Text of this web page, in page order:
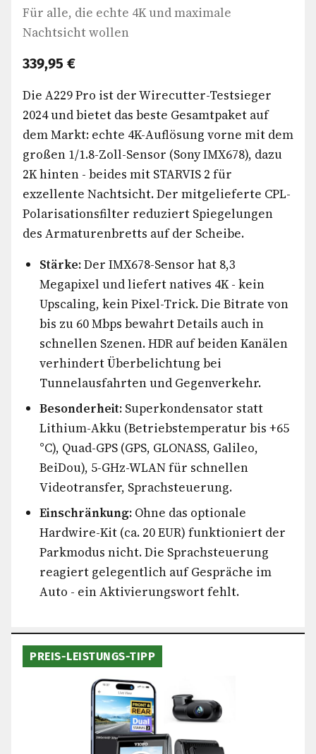
Für alle, die echte 4K und maximale
Nachtsicht wollen
339,95 €
Die A229 Pro ist der Wirecutter-Testsieger
2024 und bietet das beste Gesamtpaket auf
dem Markt: echte 4K-Auflösung vorne mit dem
großen 1/1.8-Zoll-Sensor (Sony IMX678), dazu
2K hinten - beides mit STARVIS 2 für
exzellente Nachtsicht. Der mitgelieferte CPL-
Polarisationsfilter reduziert Spiegelungen
des Armaturenbretts auf der Scheibe.
Stärke:Der IMX678-Sensor hat 8,3
Megapixel und liefert natives 4K - kein
Upscaling, kein Pixel-Trick. Die Bitrate von
bis zu 60 Mbps bewahrt Details auch in
schnellen Szenen. HDR auf beiden Kanälen
verhindert Überbelichtung bei
Tunnelausfahrten und Gegenverkehr.
Besonderheit: Superkondensator statt
Lithium-Akku (Betriebstemperatur bis +65
°C), Quad-GPS (GPS, GLONASS, Galileo,
BeiDou), 5-GHz-WLAN für schnellen
Videotransfer, Sprachsteuerung.
Einschränkung: Ohne das optionale
Hardwire-Kit (ca. 20 EUR) funktioniert der
Parkmodus nicht. Die Sprachsteuerung
reagiert gelegentlich auf Gespräche im
Auto - ein Aktivierungswort fehlt.
PREIS-LEISTUNGS-TIPP